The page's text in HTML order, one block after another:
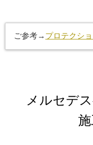
ご参考→ プロテクシ
メルセデ
施